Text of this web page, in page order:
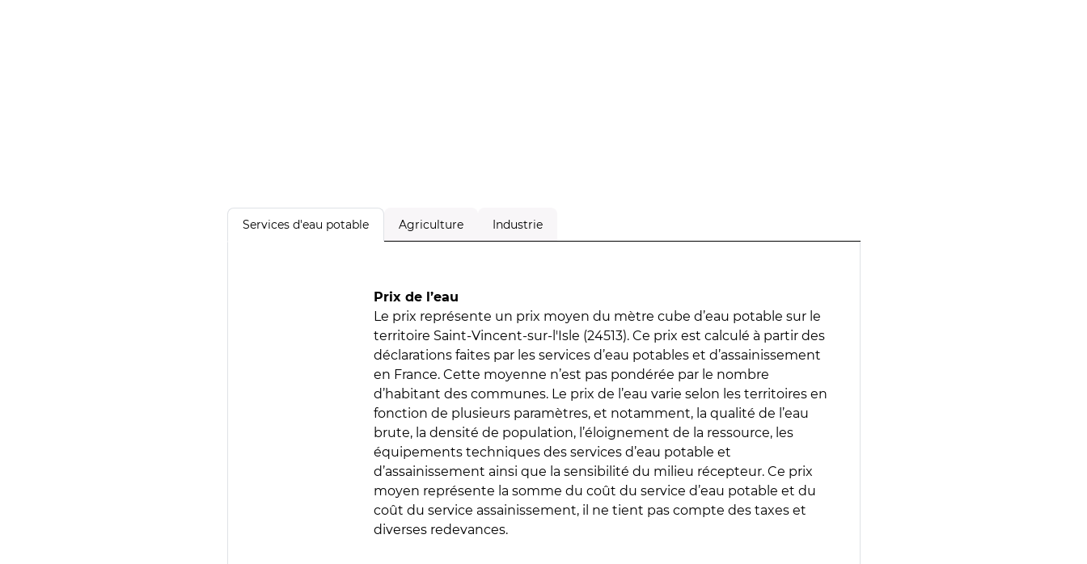
Services d'eau potable Agriculture Industrie
Prix de l’eau
Le prix représente un prix moyen du mètre cube d’eau potable sur le
territoire Saint-Vincent-sur-l'Isle (24513). Ce prix est calculé à partir des
déclarations faites par les services d’eau potables et d’assainissement
en France. Cette moyenne n’est pas pondérée par le nombre
d’habitant des communes. Le prix de l’eau varie selon les territoires en
fonction de plusieurs paramètres, et notamment, la qualité de l’eau
brute, la densité de population, l’éloignement de la ressource, les
équipements techniques des services d’eau potable et
d’assainissement ainsi que la sensibilité du milieu récepteur. Ce prix
moyen représente la somme du coût du service d’eau potable et du
coût du service assainissement, il ne tient pas compte des taxes et
diverses redevances.